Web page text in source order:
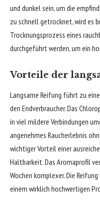
und dunkel sein, um die
zu schnell getrocknet, wird es
Trocknungsprozess eines
durchgeführt werden, um ein
Vorteile der
Langsame Reifung führt zu
den Endverbraucher. Das
in viel mildere Verbindungen
angenehmes Raucherlebnis
wichtiger Vorteil einer
Haltbarkeit. Das Aromaprofil
Wochen komplexer. Die
einem wirklich hochwertigen